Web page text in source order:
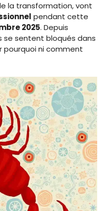
la transformation, vont
pendant cette
2025. Depuis
se sentent bloqués dans
pourquoi ni comment